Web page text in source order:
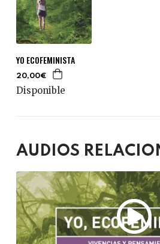
YO ECOFEMINISTA
20,00€
Disponible
AUDIOS